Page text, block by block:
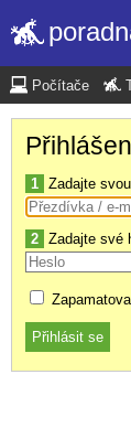
Počítače
1 Zadajte
2 Zadajte své